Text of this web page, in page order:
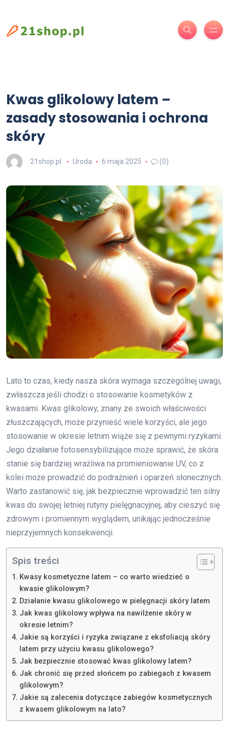
Kwas glikolowy latem –
zasady stosowania i ochrona
skóry
21shop.pl Uroda 6 maja 2025 (0)
Lato to czas, kiedy nasza skóra wymaga szczególnej uwagi,
zwłaszcza jeśli chodzi o stosowanie kosmetyków z
kwasami. Kwas glikolowy, znany ze swoich właściwości
złuszczających, może przynieść wiele korzyści, ale jego
stosowanie w okresie letnim wiąże się z pewnymi ryzykami.
Jego działanie fotosensybilizujące może sprawić, że skóra
stanie się bardziej wrażliwa na promieniowanie UV, co z
kolei może prowadzić do podrażnień i oparzeń słonecznych.
Warto zastanowić się, jak bezpiecznie wprowadzić ten silny
kwas do swojej letniej rutyny pielęgnacyjnej, aby cieszyć się
zdrowym i promiennym wyglądem, unikając jednocześnie
nieprzyjemnych konsekwencji.
Spis treści
Kwasy kosmetyczne latem – co warto wiedzieć o
kwasie glikolowym?
Działanie kwasu glikolowego w pielęgnacji skóry latem
Jak kwas glikolowy wpływa na nawilżenie skóry w
okresie letnim?
Jakie są korzyści i ryzyka związane z eksfoliacją skóry
latem przy użyciu kwasu glikolowego?
Jak bezpiecznie stosować kwas glikolowy latem?
Jak chronić się przed słońcem po zabiegach z kwasem
glikolowym?
Jakie są zalecenia dotyczące zabiegów kosmetycznych
z kwasem glikolowym na lato?